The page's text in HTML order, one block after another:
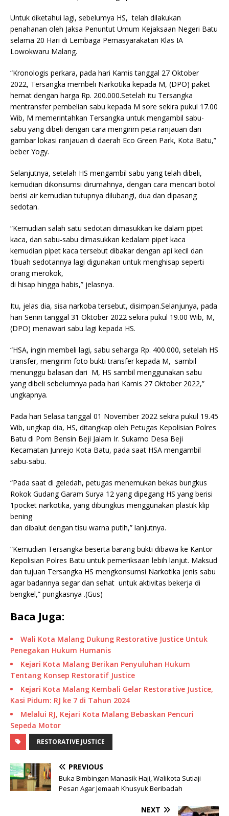
Untuk diketahui lagi, sebelumya HS, telah dilakukan
penahanan oleh Jaksa Penuntut Umum Kejaksaan Negeri Batu
selama 20 Hari di Lembaga Pemasyarakatan Klas IA
Lowokwaru Malang.
“Kronologis perkara, pada hari Kamis tanggal 27 Oktober
2022, Tersangka membeli Narkotika kepada M, (DPO) paket
hemat dengan harga Rp. 200.000.Setelah itu Tersangka
mentransfer pembelian sabu kepada M sore sekira pukul 17.00
Wib, M memerintahkan Tersangka untuk mengambil sabu-
sabu yang dibeli dengan cara mengirim peta ranjauan dan
gambar lokasi ranjauan di daerah Eco Green Park, Kota Batu,”
beber Yogy.
Selanjutnya, setelah HS mengambil sabu yang telah dibeli,
kemudian dikonsumsi dirumahnya, dengan cara mencari botol
berisi air kemudian tutupnya dilubangi, dua dan dipasang
sedotan.
“Kemudian salah satu sedotan dimasukkan ke dalam pipet
kaca, dan sabu-sabu dimasukkan kedalam pipet kaca
kemudian pipet kaca tersebut dibakar dengan api kecil dan
1buah sedotannya lagi digunakan untuk menghisap seperti
orang merokok,
di hisap hingga habis,” jelasnya.
Itu, jelas dia, sisa narkoba tersebut, disimpan.Selanjunya, pada
hari Senin tanggal 31 Oktober 2022 sekira pukul 19.00 Wib, M,
(DPO) menawari sabu lagi kepada HS.
“HSA, ingin membeli lagi, sabu seharga Rp. 400.000, setelah HS
transfer, mengirim foto bukti transfer kepada M, sambil
menunggu balasan dari M, HS sambil menggunakan sabu
yang dibeli sebelumnya pada hari Kamis 27 Oktober 2022,”
ungkapnya.
Pada hari Selasa tanggal 01 November 2022 sekira pukul 19.45
Wib, ungkap dia, HS, ditangkap oleh Petugas Kepolisian Polres
Batu di Pom Bensin Beji Jalam Ir. Sukarno Desa Beji
Kecamatan Junrejo Kota Batu, pada saat HSA mengambil
sabu-sabu.
“Pada saat di geledah, petugas menemukan bekas bungkus
Rokok Gudang Garam Surya 12 yang dipegang HS yang berisi
1pocket narkotika, yang dibungkus menggunakan plastik klip
bening
dan dibalut dengan tisu warna putih,” lanjutnya.
“Kemudian Tersangka beserta barang bukti dibawa ke Kantor
Kepolisian Polres Batu untuk pemeriksaan lebih lanjut. Maksud
dan tujuan Tersangka HS mengkonsumsi Narkotika jenis sabu
agar badannya segar dan sehat untuk aktivitas bekerja di
bengkel,” pungkasnya .(Gus)
Baca Juga:
Wali Kota Malang Dukung Restorative Justice Untuk
Penegakan Hukum Humanis
Kejari Kota Malang Berikan Penyuluhan Hukum
Tentang Konsep Restoratif Justice
Kejari Kota Malang Kembali Gelar Restorative Justice,
Kasi Pidum: RJ ke 7 di Tahun 2024
Melalui RJ, Kejari Kota Malang Bebaskan Pencuri
Sepeda Motor
RESTORATIVE JUSTICE
PREVIOUS
Buka Bimbingan Manasik Haji, Walikota Sutiaji
Pesan Agar Jemaah Khusyuk Beribadah
NEXT